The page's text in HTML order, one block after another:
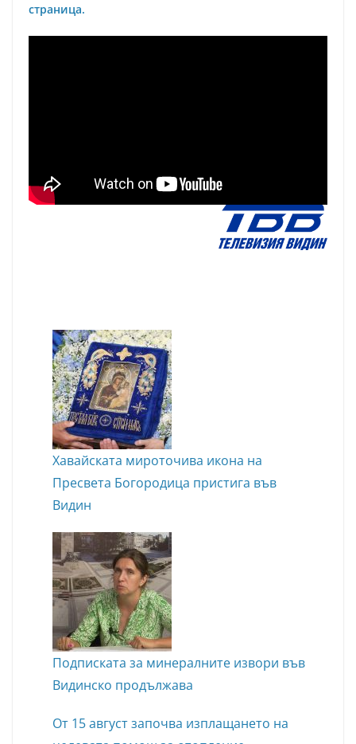
страница.
Хавайската мироточива икона на
Пресвета Богородица пристига във
Видин
Подписката за минералните извори във
Видинско продължава
От 15 август започва изплащането на